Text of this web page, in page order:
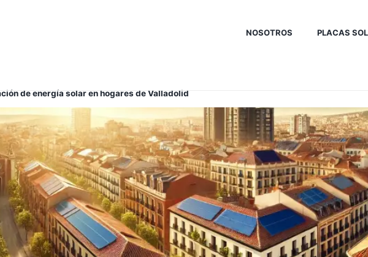
NOSOTROS PLACAS
de energía solar en hogares de Valladolid